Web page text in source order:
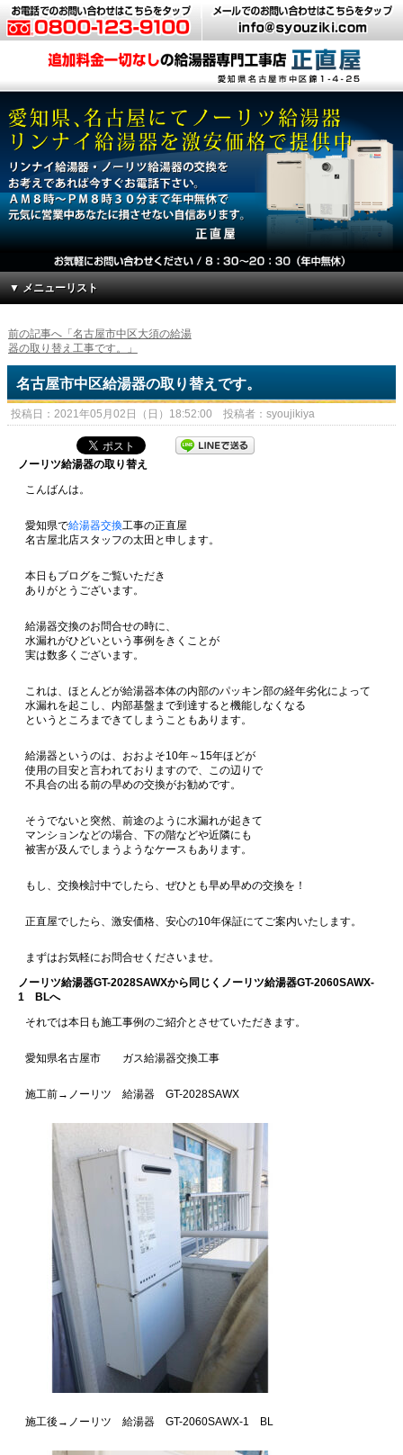
▼ メニューリスト
前の記事へ「名古屋市中区大須の給湯
器の取り替え工事です。」
名古屋市中区給湯器の取り替えです。
投稿日：2021年05月02日（日）18:52:00 投稿者：syoujikiya
ノーリツ給湯器の取り替え
こんばんは。
愛知県で給湯器交換工事の正直屋
名古屋北店スタッフの太田と申します。
本日もブログをご覧いただき
ありがとうございます。
給湯器交換のお問合せの時に、
水漏れがひどいという事例をきくことが
実は数多くございます。
これは、ほとんどが給湯器本体の内部のパッキン部の経年劣化によって
水漏れを起こし、内部基盤まで到達すると機能しなくなる
というところまできてしまうこともあります。
給湯器というのは、おおよそ10年～15年ほどが
使用の目安と言われておりますので、この辺りで
不具合の出る前の早めの交換がお勧めです。
そうでないと突然、前途のように水漏れが起きて
マンションなどの場合、下の階などや近隣にも
被害が及んでしまうようなケースもあります。
もし、交換検討中でしたら、ぜひとも早め早めの交換を！
正直屋でしたら、激安価格、安心の10年保証にてご案内いたします。
まずはお気軽にお問合せくださいませ。
ノーリツ給湯器GT-2028SAWXから同じくノーリツ給湯器GT-2060SAWX-
1 BLへ
それでは本日も施工事例のご紹介とさせていただきます。
愛知県名古屋市 ガス給湯器交換工事
施工前→ノーリツ 給湯器 GT-2028SAWX
施工後→ノーリツ 給湯器 GT-2060SAWX-1 BL